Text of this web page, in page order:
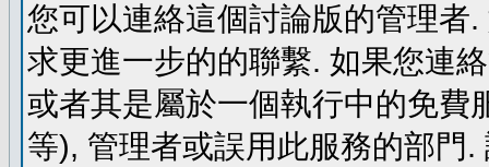
您可以連絡這個討論版的管理者
求更進一步的的聯繫. 如果您連
或者其是屬於一個執行中的免費
等), 管理者或誤用此服務的部門